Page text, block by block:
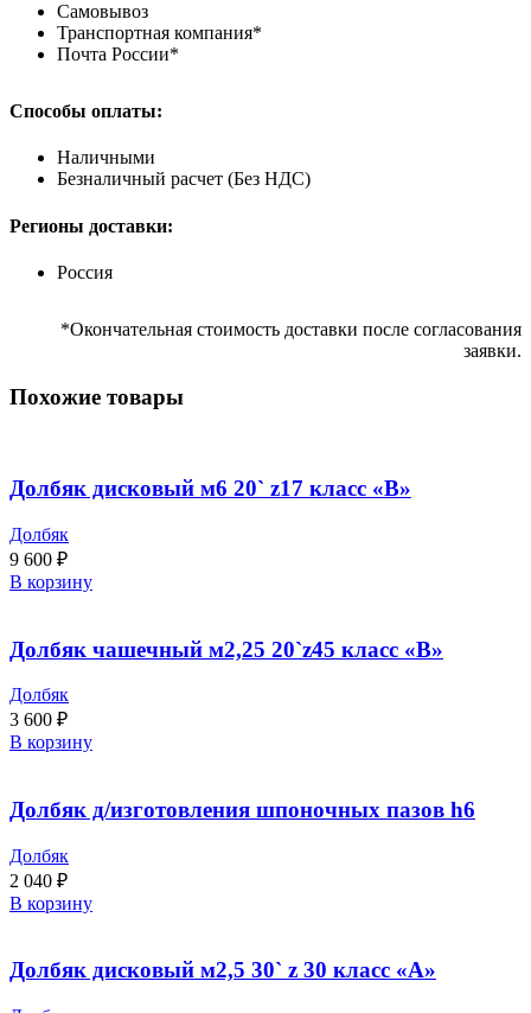
Самовывоз
Транспортная компания*
Почта России*
Способы оплаты:
Наличными
Безналичный расчет (Без НДС)
Регионы доставки:
Россия
*Окончательная стоимость доставки после согласования
заявки.
Похожие товары
Долбяк дисковый м6 20` z17 класс «В»
Долбяк
9 600 ₽
В корзину
Долбяк чашечный м2,25 20`z45 класс «В»
Долбяк
3 600 ₽
В корзину
Долбяк д/изготовления шпоночных пазов h6
Долбяк
2 040 ₽
В корзину
Долбяк дисковый м2,5 30` z 30 класс «А»